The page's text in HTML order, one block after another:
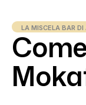
LA MISCELA BAR